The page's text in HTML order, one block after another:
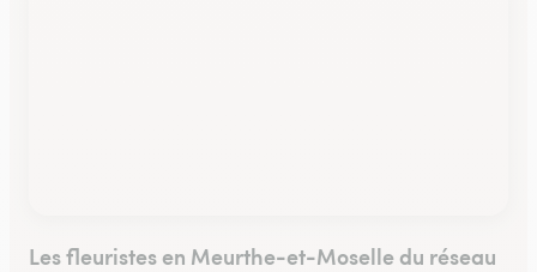
Les fleuristes en Meurthe-et-Moselle du réseau